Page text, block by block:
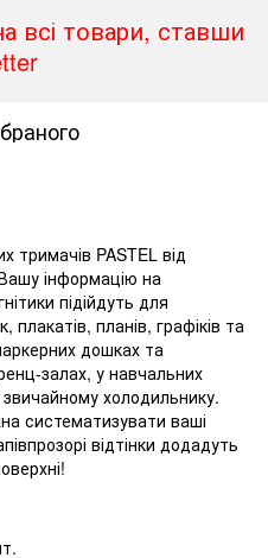
всі товари, ставши
тримачів PASTEL від
інформацію на
підійдуть для
планів, графіків та
дошках та
залах, у навчальних
холодильнику.
систематизувати ваші
відтінки додадуть